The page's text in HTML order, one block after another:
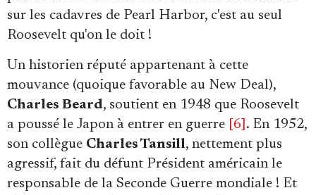
sur les cadavres de Pearl Harbor, c'est au seul
Roosevelt qu'on le doit !
Un historien réputé appartenant à cette
mouvance (quoique favorable au New Deal),
Charles Beard, soutient en 1948 que Roosevelt
a poussé le Japon à entrer en guerre
[6] . En 1952,
son collègue Charles Tansill, nettement plus
agressif, fait du défunt Président américain le
responsable de la Seconde Guerre mondiale ! Et